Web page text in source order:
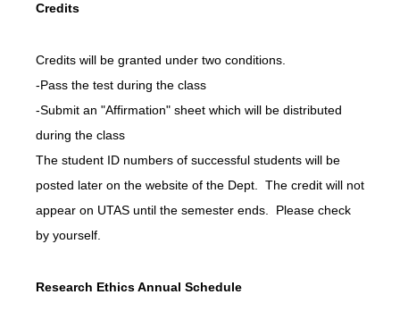
Credits
Credits will be granted under two conditions.
-Pass the test during the class
-Submit an "Affirmation" sheet which will be distributed
during the class
The student ID numbers of successful students will be
posted later on the website of the Dept. The credit will not
appear on UTAS until the semester ends. Please check
by yourself.
Research Ethics Annual Schedule